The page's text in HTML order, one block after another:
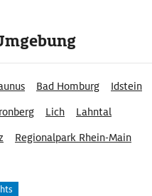
Bad Homburg
Idstein
Lich
Lahntal
Regionalpark Rhein-Main